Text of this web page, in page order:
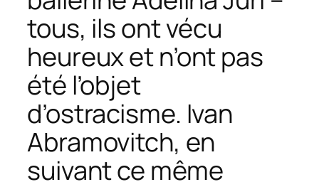
tous, ils ont vécu
heureux et n’ont pas
été l’objet
d’ostracisme. Ivan
Abramovitch, en
suivant ce même